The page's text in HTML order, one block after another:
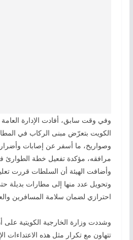
وفي وقت سابق، أفادت الإدارة
الكويت بتعرّض مبنى الركاب في
وصواريخ، ما أسفر عن إصابات
مرافقه، مؤكدة تفعيل خطة الطوارئ
وأضافت الهيئة أن السلطات قررت
وتحويل عدد منها إلى مطارات بديلة
احترازي لضمان سلامة المسافرين
وشددت وزارة الخارجية الكويتية على
تتهاون مع تكرار مثل هذه الاعتداءات